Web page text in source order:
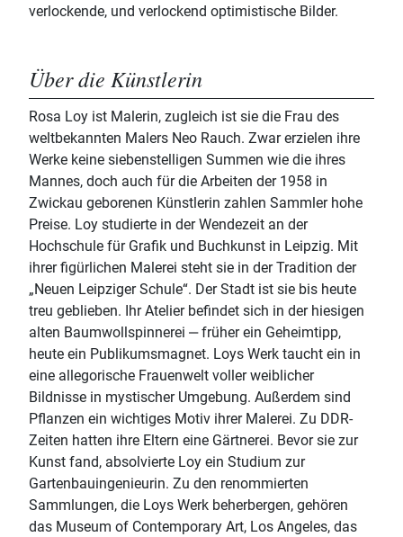
verlockende, und verlockend optimistische Bilder.
Über die Künstlerin
Rosa Loy ist Malerin, zugleich ist sie die Frau des
weltbekannten Malers Neo Rauch. Zwar erzielen ihre
Werke keine siebenstelligen Summen wie die ihres
Mannes, doch auch für die Arbeiten der 1958 in
Zwickau geborenen Künstlerin zahlen Sammler hohe
Preise. Loy studierte in der Wendezeit an der
Hochschule für Grafik und Buchkunst in Leipzig. Mit
ihrer figürlichen Malerei steht sie in der Tradition der
„Neuen Leipziger Schule“. Der Stadt ist sie bis heute
treu geblieben. Ihr Atelier befindet sich in der hiesigen
alten Baumwollspinnerei ‒ früher ein Geheimtipp,
heute ein Publikumsmagnet. Loys Werk taucht ein in
eine allegorische Frauenwelt voller weiblicher
Bildnisse in mystischer Umgebung. Außerdem sind
Pflanzen ein wichtiges Motiv ihrer Malerei. Zu DDR-
Zeiten hatten ihre Eltern eine Gärtnerei. Bevor sie zur
Kunst fand, absolvierte Loy ein Studium zur
Gartenbauingenieurin. Zu den renommierten
Sammlungen, die Loys Werk beherbergen, gehören
das Museum of Contemporary Art, Los Angeles, das